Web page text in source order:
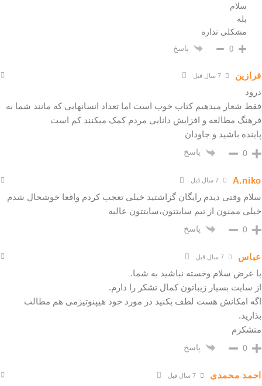
سلام
بله
مشكلی نداره
0 پاسخ
فرازین 7 سال قبل
درود
فقط شعار میدهیم کتاب خوب است اما تعداد انسانهایی که مانند شما به
فرهنگ مطالعه و افزایش دانایی مردم کمک میکنند کم است
پاینده باشید و جاودان
0 پاسخ
A.niko 7 سال قبل
سلام وقتی دیدم رایگان گزاشتید خیلی تعجب کردم واقعا خوشحال شدم
خیلی ممنون از تیم سایتتون،سایتتون عالیه
0 پاسخ
عباس
با عرض سلام وخسته نباشید به شما.
از سایت بسیار زیباتون کمال تشکر را دارم.
اگه امکانش هست لطف بکنید در مورد خود هیپنوتیزمی هم مطالب
بذارید.
متشکرم
0 پاسخ
احمد محمدی